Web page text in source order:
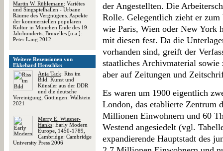
Martin W. Rühlemann: Variétes
und Singspielhallen - Urbane
Räume des Vergnügens. Aspekte
der kommerziellen populären
Kultur in München Ende des 19.
Jahrhunderts, Bruxelles [u.a.]:
Peter Lang 2012
Weitere Rezensionen von
Ekkehard Henschke:
Anja Tack: Riss im
Bild. Kunst und
Künstler aus der DDR
und die deutsche
Vereinigung, Göttingen: Wallstein
2021
Merry E. Wiesner-
Hanks: Early Modern
Europe, 1450-1789,
Cambridge: Cambridge
University Press 2006
der Angestellten. Die
Rolle. Gelegentlich zieht er
wie Paris, Wien oder New York
mit diesen fest. Da die
vorhanden sind, greift der
staatliches Archivmaterial
aber auf Zeitungen und
Es waren um 1900 eigentlich
London, das etablierte Zentrum
Millionen Einwohnern und 60
Westend angesiedelt (vgl.
expandierende Hauptstadt des